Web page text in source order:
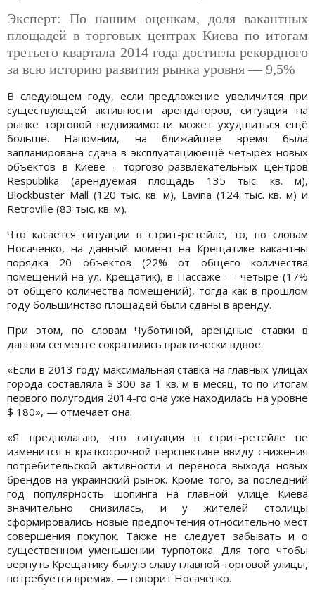
Эксперт: По нашим оценкам, доля вакантных
площадей в торговых центрах Киева по итогам
третьего квартала 2014 года достигла рекордного
за всю историю развития рынка уровня — 9,5%
В следующем году, если предложение увеличится при
существующей активности арендаторов, ситуация на
рынке торговой недвижимости может ухудшиться ещё
больше. Напомним, на ближайшее время была
запланирована сдача в эксплуатациюещё четырёх новых
объектов в Киеве - торгово-развлекательных центров
Respublika (арендуемая площадь 135 тыс. кв. м),
Blockbuster Mall (120 тыс. кв. м), Lavina (124 тыс. кв. м) и
Retroville (83 тыс. кв. м).
Что касается ситуации в стрит-ретейле, то, по словам
Носаченко, на данный момент на Крещатике вакантны
порядка 20 объектов (22% от общего количества
помещений на ул. Крещатик), в Пассаже — четыре (17%
от общего количества помещений), тогда как в прошлом
году большинство площадей были сданы в аренду.
При этом, по словам Чуботиной, арендные ставки в
данном сегменте сократились практически вдвое.
«Если в 2013 году максимальная ставка на главных улицах
города составляла $ 300 за 1 кв. м в месяц, то по итогам
первого полугодия 2014-го она уже находилась на уровне
$ 180», — отмечает она.
«Я предполагаю, что ситуация в стрит-ретейле не
изменится в краткосрочной перспективе ввиду снижения
потребительской активности и переноса выхода новых
брендов на украинский рынок. Кроме того, за последний
год популярность шопинга на главной улице Киева
значительно снизилась, и у жителей столицы
сформировались новые предпочтения относительно мест
совершения покупок. Также не следует забывать и о
существенном уменьшении турпотока. Для того чтобы
вернуть Крещатику былую славу главной торговой улицы,
потребуется время», — говорит Носаченко.